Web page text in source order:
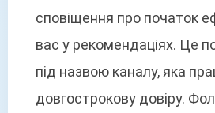
сповіщення про початок
вас у рекомендаціях. Це
під назвою каналу, яка
довгострокову довіру.